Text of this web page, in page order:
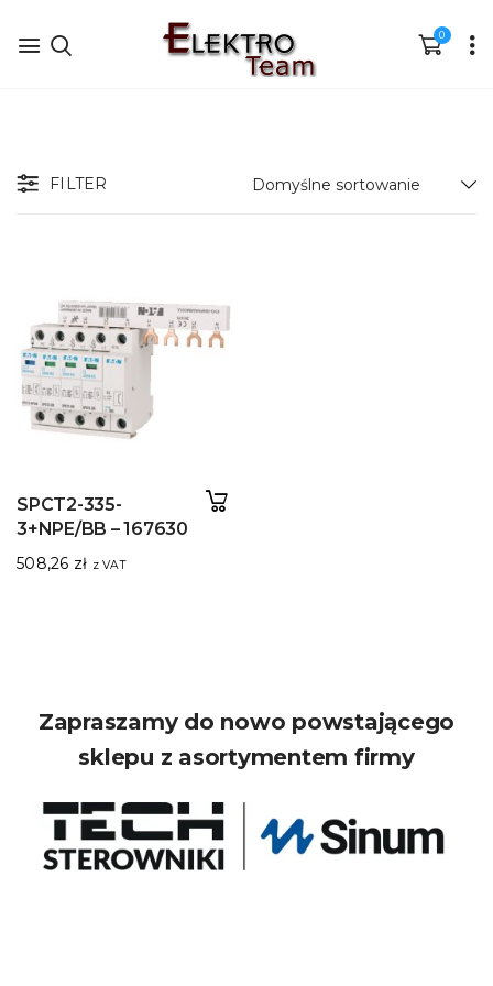
0
FILTER
SPCT2-335-
3+NPE/BB – 167630
508,26 zł z VAT
Zapraszamy do nowo powstającego
sklepu z asortymentem firmy